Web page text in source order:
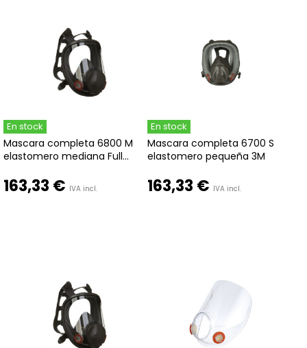
En stock
Mascara completa 6800 M
elastomero mediana Full...
163,33 € IVA incl.
En stock
Mascara completa 6700 S
elastomero pequeña 3M
163,33 € IVA incl.